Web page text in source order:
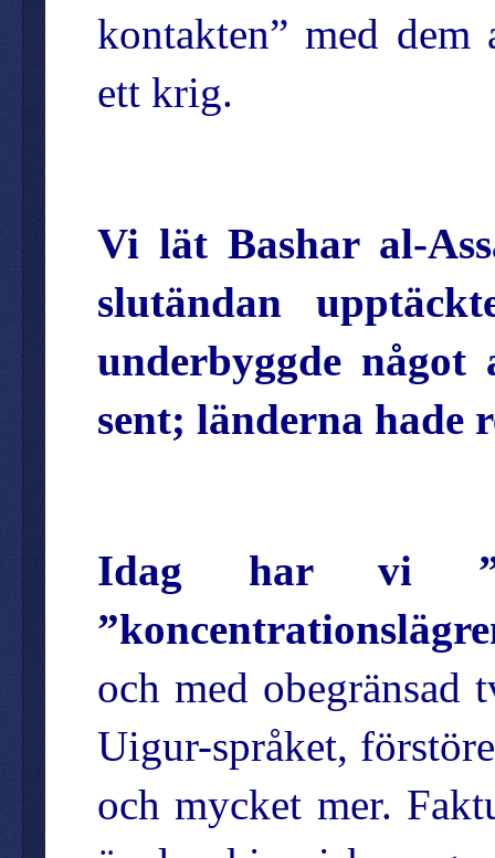
kontakten” med
ett krig.
Vi lät Bashar al-
slutändan
underbyggde något
sent; länderna hade
Idag har vi
och med obegränsad
Uigur-språket,
och mycket mer.